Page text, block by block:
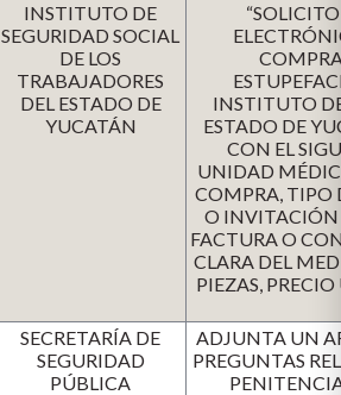
INSTITUTO DE
SEGURIDAD SOCIAL
DE LOS
TRABAJADORES
DEL ESTADO DE
YUCATÁN
INSTITUTO
ESTADO DE
CON EL
UNIDAD
COMPRA, TIPO
O INVITACIÓN
FACTURA O
CLARA DEL
PIEZAS,
SECRETARÍA DE
SEGURIDAD
PÚBLICA
ADJUNTA UN
PREGUNTAS